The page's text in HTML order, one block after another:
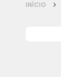
INÍCIO